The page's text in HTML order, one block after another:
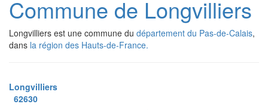
Commune de Longvilliers
Longvilliers est une commune du département du Pas-de-Calais,
dans la région des Hauts-de-France.
Longvilliers
62630